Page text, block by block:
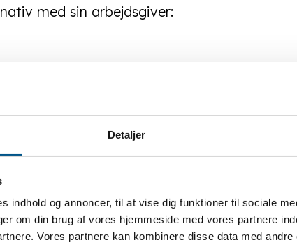
Detaljer
indhold og annoncer, til at vise dig funktioner til sociale
om din brug af vores hjemmeside med vores partnere
Vores partnere kan kombinere disse data med
med sin arbejdsgiver:
sig gøre at komme frem til
De fleste chefer vil jo være
aftale at arbejde hjemmefra. Men sådan
af et loftsrum færdigt via internettet,
Men med lidt velvilje kan man
eller feriedag eller tage fri på